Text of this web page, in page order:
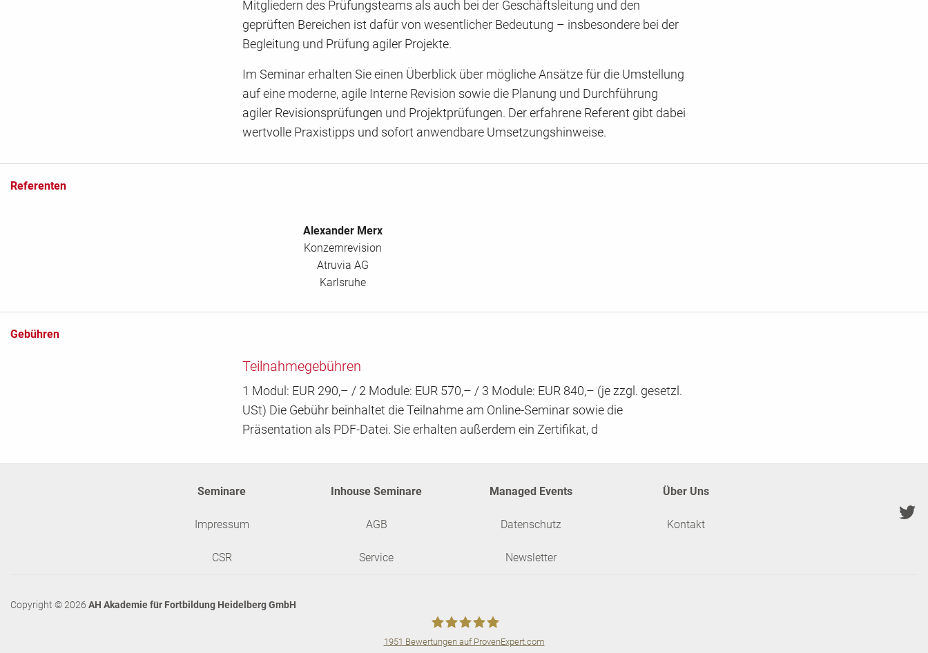
Mitgliedern des Prüfungsteams als auch bei der Geschäftsleitung und den
geprüften Bereichen ist dafür von wesentlicher Bedeutung – insbesondere bei der
Begleitung und Prüfung agiler Projekte.
Im Seminar erhalten Sie einen Überblick über mögliche Ansätze für die Umstellung
auf eine moderne, agile Interne Revision sowie die Planung und Durchführung
agiler Revisionsprüfungen und Projektprüfungen. Der erfahrene Referent gibt dabei
wertvolle Praxistipps und sofort anwendbare Umsetzungshinweise.
Referenten
Alexander Merx
Konzernrevision
Atruvia AG
Karlsruhe
Gebühren
Teilnahmegebühren
1 Modul: EUR 290,– / 2 Module: EUR 570,– / 3 Module: EUR 840,– (je zzgl. gesetzl.
USt) Die Gebühr beinhaltet die Teilnahme am Online-Seminar sowie die
Präsentation als PDF-Datei. Sie erhalten außerdem ein Zertifikat, d
Seminare Inhouse Seminare Managed Events Über Uns
Impressum AGB Datenschutz Kontakt
CSR Service Newsletter
Copyright © 2026 AH Akademie für Fortbildung Heidelberg GmbH
1951 Bewertungen auf ProvenExpert.com